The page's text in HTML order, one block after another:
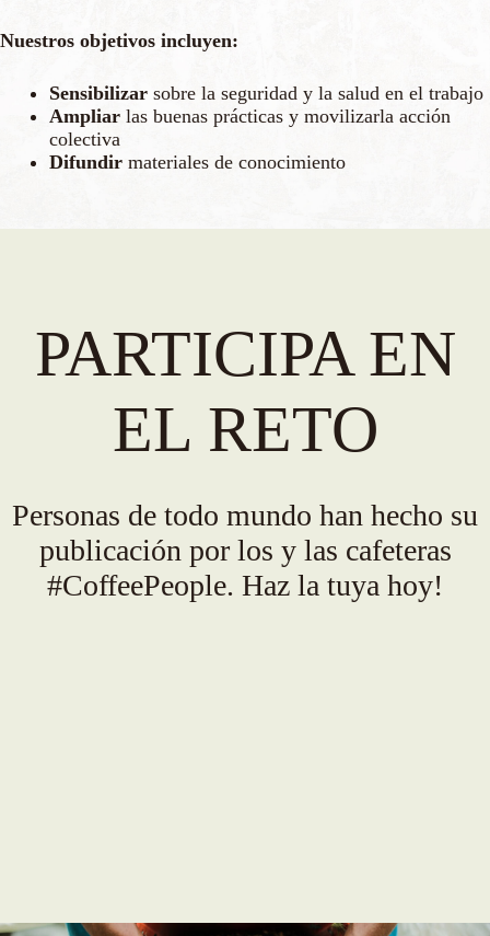
Nuestros objetivos incluyen:
Sensibilizar sobre la seguridad y la salud en el trabajo
Ampliar las buenas prácticas y movilizarla acción
colectiva
Difundir materiales de conocimiento
PARTICIPA EN
EL RETO
Personas de todo mundo han hecho su
publicación por los y las cafeteras
#CoffeePeople. Haz la tuya hoy!